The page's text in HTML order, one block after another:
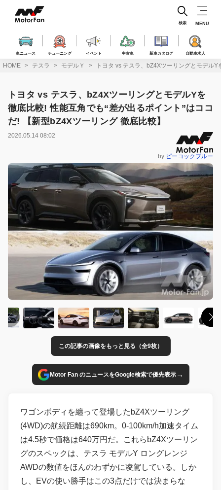
ス
車ニュース チューニング イベント 中古車 新車カタログ 自動車求人
検索 MENU
HOME テスラ モデルＹ トヨタ vs テスラ、bZ4Xツーリングとモデル
トヨタ vs テスラ、bZ4XツーリングとモデルYを
徹底比較! 性能互角でも“差が出るポイント”はココ
だ! 【新型bZ4Xツーリング 徹底比較】
2026.05.14 08:02
by ピーコックブルー
この記事の画像をもっと見る（全9枚）
Motor Fan のニュースをGoogle検索で優先表示→
ワゴンボディを纏って登場したbZ4Xツーリング
(4WD)の航続距離は690km。0-100km/h加速タイム
は4.5秒で価格は640万円だ。これらbZ4Xツーリン
グのスペックは、テスラ モデルY ロングレンジ
AWDの数値をほんのわずかに凌駕している。しか
し、EVの使い勝手はこの3点だけでは決まらな